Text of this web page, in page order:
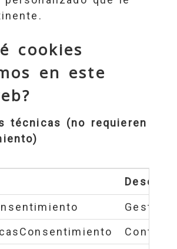
cookies
en este
técnicas (no requieren